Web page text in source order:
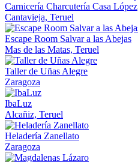
Carnicería Charcutería Casa López
Cantavieja, Teruel
Escape Room Salvar a las Abejas
Mas de las Matas, Teruel
Taller de Uñas Alegre
Zaragoza
IbaLuz
Alcañiz, Teruel
Heladería Zanellato
Zaragoza